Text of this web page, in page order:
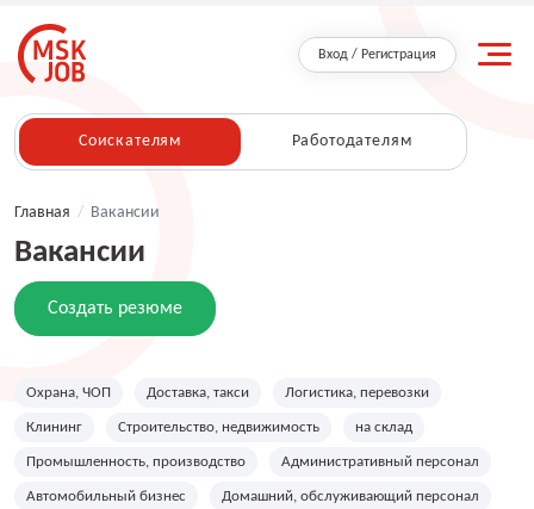
Вход / Регистрация
Соискателям Работодателям
Главная / Вакансии
Вакансии
Создать резюме
Охрана, ЧОП Доставка, такси Логистика, перевозки
Клининг Строительство, недвижимость на склад
Промышленность, производство Административный персонал
Автомобильный бизнес Домашний, обслуживающий персонал